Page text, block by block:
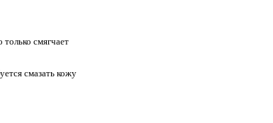
смягчает
смазать кожу